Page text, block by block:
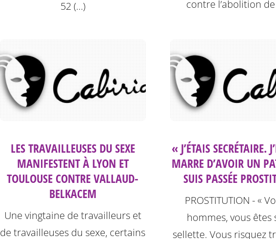
52 (…)
contre l’abolition
LES TRAVAILLEUSES DU SEXE
MANIFESTENT À LYON ET
TOULOUSE CONTRE VALLAUD-
BELKACEM
Une vingtaine de travailleurs et
de travailleuses du sexe, certains
« J’ÉTAIS SECRÉTAIRE.
MARRE D’AVOIR UN
SUIS PASSÉE
PROSTITUTION - «
hommes, vous êtes
sellette. Vous risquez